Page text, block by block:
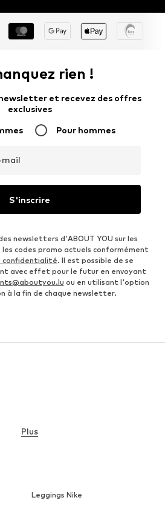
rien !
et recevez des offres
exclusives
Pour hommes
mail
S'inscrire
newsletters d'ABOUT YOU sur les
codes promo actuels conformément
confidentialité. Il est possible de se
avec effet pour le futur en envoyant
ou en utilisant l'option
à la fin de chaque newsletter.
Leggings Nike
Plus